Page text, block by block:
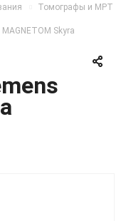
Томографы и МРТ
Skyra